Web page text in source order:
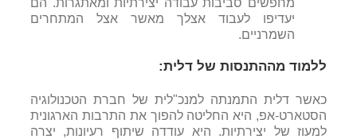
מחפשים סביבות עבודה יצירתיות ומאתגרות. הם
יעדיפו לעבוד אצלך מאשר אצל המתחרים
השמרניים.
ללמוד מההתנסות של דלית:
כאשר דלית התמנתה למנכ"לית של חברת הטכנולוגיה
הסטארט-אפ, היא החליטה להפוך את התרבות הארגונית
למעוז של יצירתיות. היא עודדה שיתוף רעיונות, יצרה